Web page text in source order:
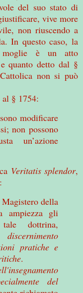
del suo stato di
vive more
non riuscendo a
In questo caso, la
moglie è un atto
quanto detto dal §
non si può
§ 1754:
modificare
non possono
un’azione
Veritatis splendor,
della
ampiezza gli
dottrina,
pratiche e
.
del